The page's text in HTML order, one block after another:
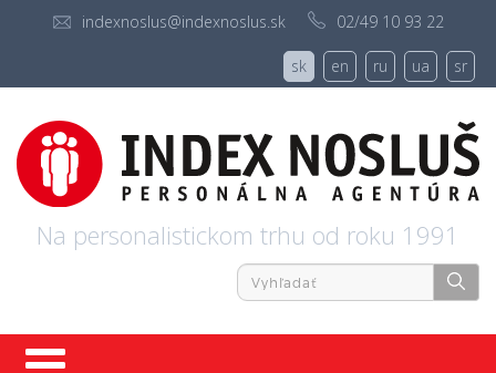
indexnoslus@indexnoslus.sk 02/49 10 93 22
sk en ru ua sr
Na personalistickom trhu od roku 1991